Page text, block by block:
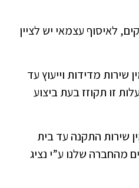
עסקים, לאיסוף עצמאי יש לציין
שירות מדידות וייעוץ עד
הלקוח בעלות 100₪, עלות זו תקוזז בעת ביצוע
שירות התקנה עד בית
מהחברה שלנו ע”י נציג